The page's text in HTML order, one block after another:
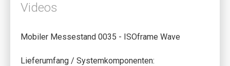
Videos
Mobiler Messestand 0035 - ISOframe Wave
Lieferumfang / Systemkomponenten: